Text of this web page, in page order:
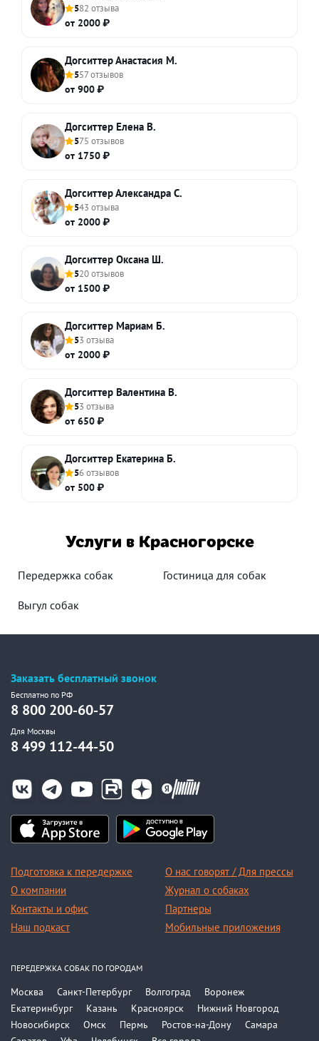
582 отзыва
от 2000 ₽
Догситтер Анастасия М.
557 отзывов
от 900 ₽
Догситтер Елена В.
575 отзывов
от 1750 ₽
Догситтер Александра С.
543 отзыва
от 2000 ₽
Догситтер Оксана Ш.
520 отзывов
от 1500 ₽
Догситтер Мариам Б.
53 отзыва
от 2000 ₽
Догситтер Валентина В.
53 отзыва
от 650 ₽
Догситтер Екатерина Б.
56 отзывов
от 500 ₽
Услуги в Красногорске
Передержка собак Гостиница для собак
Выгул собак
Заказать бесплатный звонок
Бесплатно по РФ
8 800 200-60-57
Для Москвы
8 499 112-44-50
Подготовка к передержке
О компании
Контакты и офис
Наш подкаст
О нас говорят / Для прессы
Журнал о собаках
Партнеры
Мобильные приложения
ПЕРЕДЕРЖКА СОБАК ПО ГОРОДАМ
Москва Санкт-Петербург Волгоград
Воронеж
Екатеринбург
Казань Красноярск
Нижний Новгород
Новосибирск
Омск Пермь Ростов-на-Дону
Самара